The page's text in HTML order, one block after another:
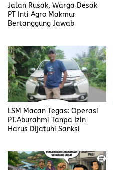
Jalan Rusak, Warga Desak
PT Inti Agro Makmur
Bertanggung Jawab
LSM Macan Tegas: Operasi
PT.Aburahmi Tanpa Izin
Harus Dijatuhi Sanksi